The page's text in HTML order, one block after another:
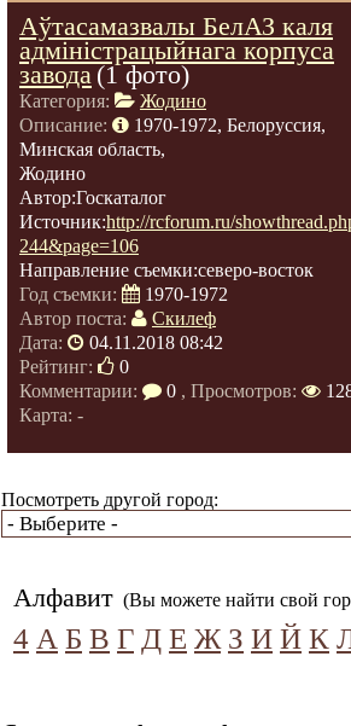
Аўтасамазвалы БелАЗ каля
адмiнiстрацыйнага корпуса
завода(1 фото)
Категория:
Жодино
Описание:
1970-1972, Белоруссия,
Минская область,
Жодино
Автор:Госкаталог
Источник:http://rcforum.ru/
244&page=106
Направление съемки:северо-восток
Год съемки:
1970-1972
Автор поста:
Скилеф
Дата:
04.11.2018 08:42
Рейтинг:
0
Комментарии:
0 , Просмотров:
Карта: -
Посмотреть другой город:
Алфавит (Вы можете найти свой
4 А Б В Г Д Е Ж З И Й К